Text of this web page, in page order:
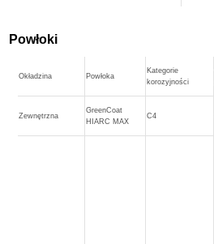
Powłoki
Okładzina Powłoka
Kategorie
korozyjności
Zewnętrzna
GreenCoat
HIARC MAX
C4